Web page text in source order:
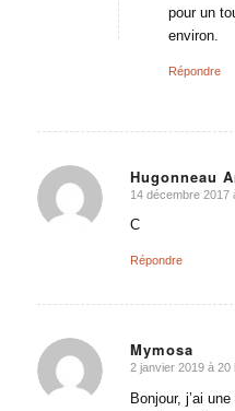
pour un
environ.
Répondre
Hugonneau
dit
:
14 décembre 2017
C
Répondre
Mymosa
dit
:
2 janvier 2019 à 20
Bonjour, j’ai